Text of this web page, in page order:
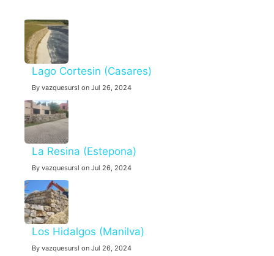
Lago Cortesin (Casares)
By vazquesursl on Jul 26, 2024
La Resina (Estepona)
By vazquesursl on Jul 26, 2024
Los Hidalgos (Manilva)
By vazquesursl on Jul 26, 2024